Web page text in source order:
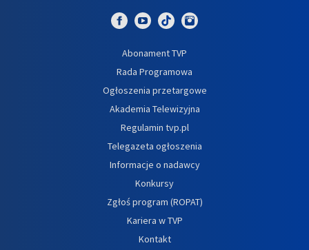
Abonament TVP
Rada Programowa
Ogłoszenia przetargowe
Akademia Telewizyjna
Regulamin tvp.pl
Telegazeta ogłoszenia
Informacje o nadawcy
Konkursy
Zgłoś program (ROPAT)
Kariera w TVP
Kontakt